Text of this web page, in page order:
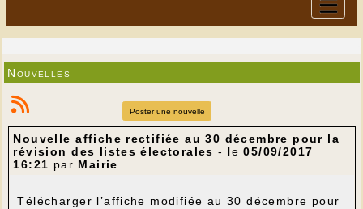
Nouvelles
Poster une nouvelle
Nouvelle affiche rectifiée au 30 décembre pour la
révision des listes électorales - le05/09/2017
16:21 par Mairie
Télécharger l’affiche modifiée au 30 décembre pour